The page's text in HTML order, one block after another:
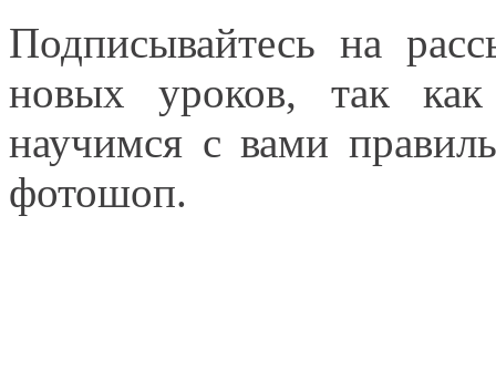
Подписывайтесь на
новых уроков, так
научимся с вами
фотошоп.